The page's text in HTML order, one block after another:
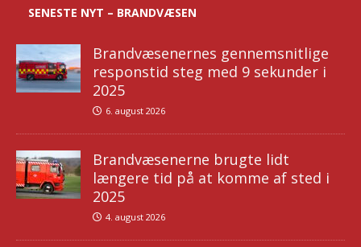
SENESTE NYT – BRANDVÆSEN
Brandvæsenernes gennemsnitlige
responstid steg med 9 sekunder i
2025
6. august 2026
Brandvæsenerne brugte lidt
længere tid på at komme af sted i
2025
4. august 2026